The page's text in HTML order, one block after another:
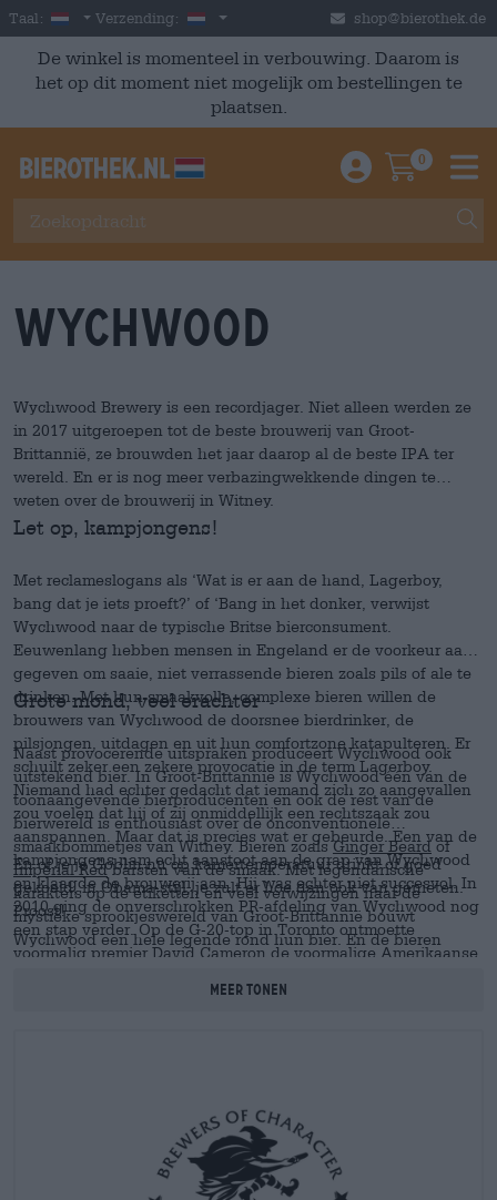
Skip to main content
Taal: Dutch
Verzending: Nederland shop@bierothek.de
De winkel is momenteel in verbouwing. Daarom is
het op dit moment niet mogelijk om bestellingen te
plaatsen.
Einloggen /
0
Wychwood
Wychwood Brewery is een recordjager. Niet alleen werden ze
in 2017 uitgeroepen tot de beste brouwerij van Groot-
Brittannië, ze brouwden het jaar daarop al de beste IPA ter
wereld. En er is nog meer verbazingwekkende dingen te
weten over de brouwerij in Witney.
Let op, kampjongens!
Met reclameslogans als ‘Wat is er aan de hand, Lagerboy,
bang dat je iets proeft?’ of ‘Bang in het donker, verwijst
Wychwood naar de typische Britse bierconsument.
Eeuwenlang hebben mensen in Engeland er de voorkeur aan
gegeven om saaie, niet verrassende bieren zoals pils of ale te
drinken. Met hun smaakvolle, complexe bieren willen de
brouwers van Wychwood de doorsnee bierdrinker, de
pilsjongen, uitdagen en uit hun comfortzone katapulteren. Er
schuilt zeker een zekere provocatie in de term Lagerboy.
Niemand had echter gedacht dat iemand zich zo aangevallen
zou voelen dat hij of zij onmiddellijk een rechtszaak zou
aanspannen. Maar dat is precies wat er gebeurde. Een van de
kampjongens nam echt aanstoot aan de grap van Wychwood
en klaagde de brouwerij aan. Hij was echter niet succesvol. In
2010 ging de onverschrokken PR-afdeling van Wychwood nog
een stap verder. Op de G-20-top in Toronto ontmoette
voormalig premier David Cameron de voormalige Amerikaanse
de Hobgoblin
dat je iets proeft - Het is niet bekend of president Obama ook
zijn advocaten heeft ingeschakeld."
Grote mond, veel erachter
Naast provocerende uitspraken produceert Wychwood ook
uitstekend bier. In Groot-Brittannië is Wychwood één van de
toonaangevende bierproducenten en ook de rest van de
bierwereld is enthousiast over de onconventionele
smaakbommetjes van Witney. Bieren zoalsGinger Beardof
Imperial Redbarsten van de smaak. Met legendarische
karakters op de etiketten en veel verwijzingen naar de
mystieke sprookjeswereld van Groot-Brittannië bouwt
Wychwood een hele legende rond hun bier. En de bieren
maken waar wat ze beloven. Sterk, vol en complex, het zijn
echte specialiteiten en verdienen prijzen als ‘Britain’s Best
En of je je Goblin nu op kamertemperatuur drinkt of goed
gekoeld, in Obama-stijl, je zult er hoe dan ook van genieten.
Proost!
Meer tonen